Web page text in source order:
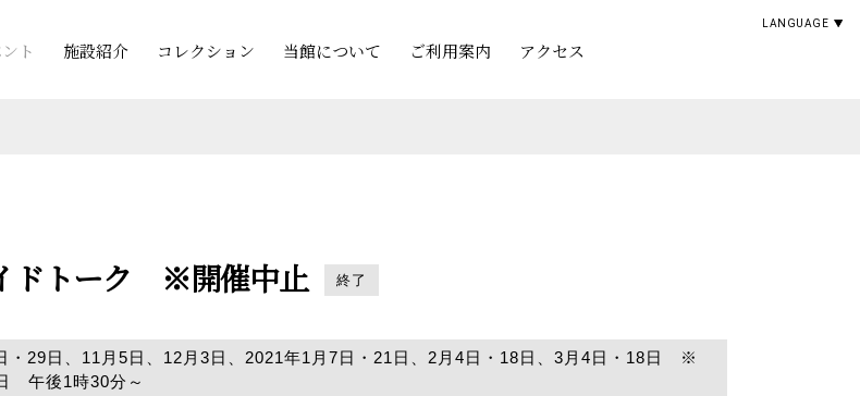
ト 施設紹介 コレクション 当館について ご利用案内 アクセス
LANGUAGE
ドトーク ※開催中止 終了
・29日、11月5日、12月3日、2021年1月7日・21日、2月4日・18日、3月4日・18日 ※
午後1時30分～